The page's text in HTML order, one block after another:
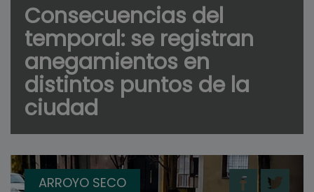
Consecuencias del
temporal: se registran
anegamientos en
distintos puntos de la
ciudad
ARROYO SECO